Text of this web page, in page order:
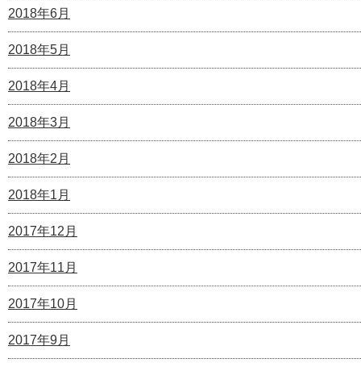
2018年6月
2018年5月
2018年4月
2018年3月
2018年2月
2018年1月
2017年12月
2017年11月
2017年10月
2017年9月